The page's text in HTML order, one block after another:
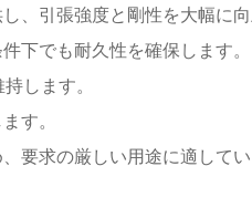
引張強度と剛性を大幅に向
下でも耐久性を確保します。
します。
す。
要求の厳しい用途に適してい